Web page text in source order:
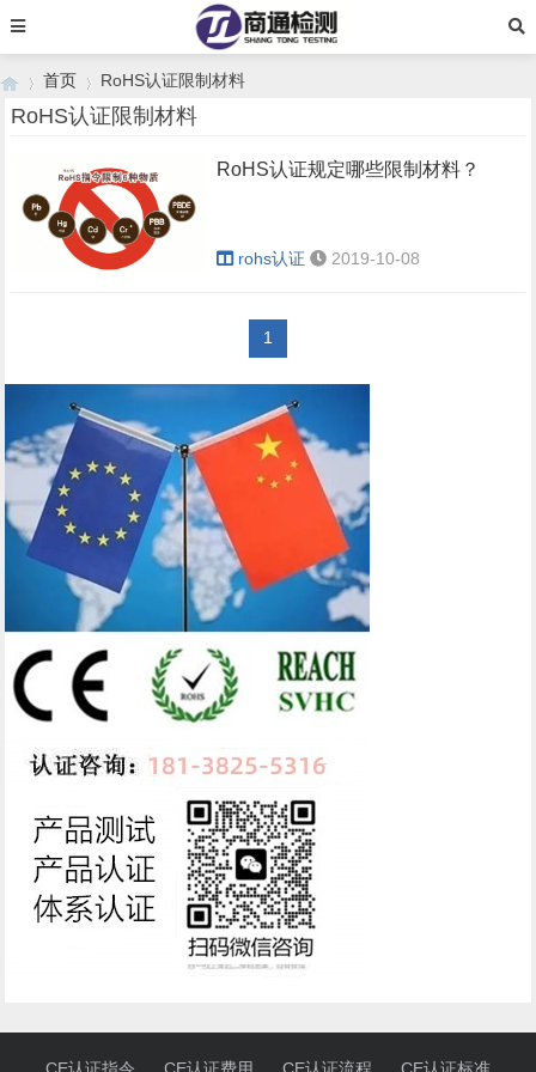
首页
›
RoHS认证限制材料
RoHS认证限制材料
RoHS认证规定哪些限制材料？
rohs认证 2019-10-08
1